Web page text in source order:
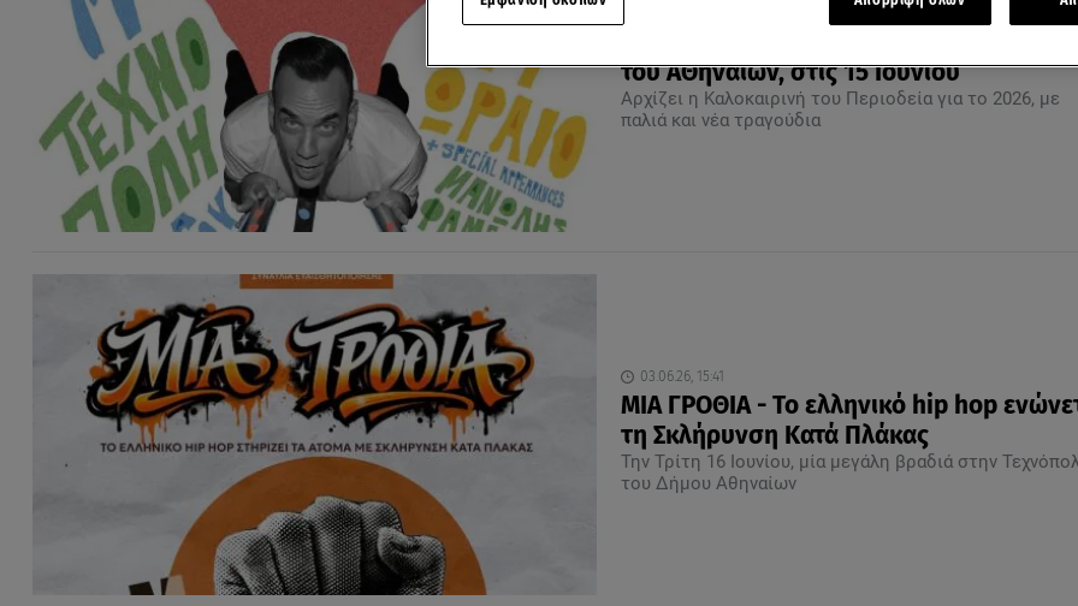
του ΑΘηναίων, στις 15 Ιουνίου
Αρχίζει η Καλοκαιρινή του Περιοδεία για το 2026, με
παλιά και νέα τραγούδια
03.06.26, 15:41
ΜΙΑ ΓΡΟΘΙΑ - Το ελληνικό hip hop
τη Σκλήρυνση Κατά Πλάκας
Την Τρίτη 16 Ιουνίου, μία μεγάλη βραδιά στην
του Δήμου Αθηναίων